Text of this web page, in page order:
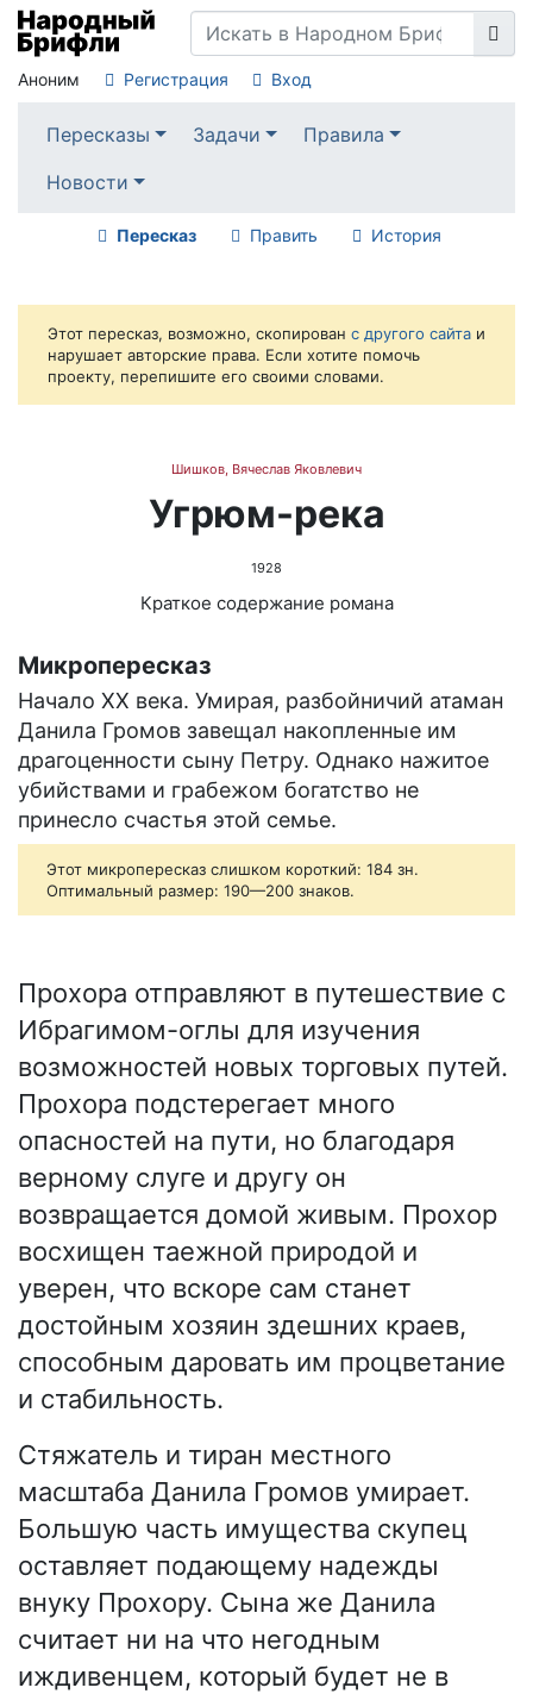
Аноним Регистрация Вход
Пересказы Задачи
Правила
Новости
Пересказ Править История
Этот пересказ, возможно, скопирован с другого сайта и
нарушает авторские права. Если хотите помочь
проекту, перепишите его своими словами.
Шишков, Вячеслав Яковлевич
Угрюм-река
1928
Краткое содержание романа
Микропересказ
Начало XX века. Умирая, разбойничий атаман
Данила Громов завещал накопленные им
драгоценности сыну Петру. Однако нажитое
убийствами и грабежом богатство не
принесло счастья этой семье.
Этот микропересказ слишком короткий: 184 зн.
Оптимальный размер: 190—200 знаков.
Прохора отправляют в путешествие с
Ибрагимом-оглы для изучения
возможностей новых торговых путей.
Прохора подстерегает много
опасностей на пути, но благодаря
верному слуге и другу он
возвращается домой живым. Прохор
восхищен таежной природой и
уверен, что вскоре сам станет
достойным хозяин здешних краев,
способным даровать им процветание
и стабильность.
Стяжатель и тиран местного
масштаба Данила Громов умирает.
Большую часть имущества скупец
оставляет подающему надежды
внуку Прохору. Сына же Данила
считает ни на что негодным
иждивенцем, который будет не в